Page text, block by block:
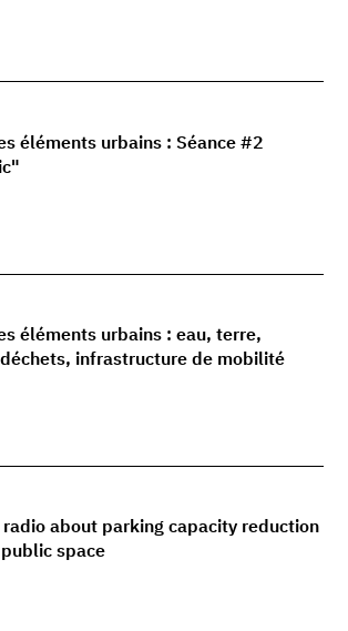
éléments urbains : Séance #2
éléments urbains : eau, terre,
infrastructure de mobilité
radio about parking capacity reduction
space